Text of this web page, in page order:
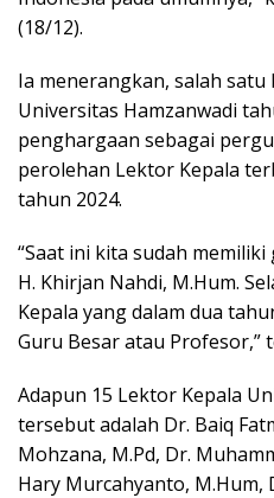
(18/12).
Ia menerangkan, salah
Universitas Hamzanwadi
penghargaan sebagai
perolehan Lektor Kepala
tahun 2024.
“Saat ini kita sudah
H. Khirjan Nahdi, M.Hum.
Kepala yang dalam dua
Guru Besar atau Profesor,”
Adapun 15 Lektor Kepala
tersebut adalah Dr. Baiq
Mohzana, M.Pd, ⁠⁠Dr.
Hary Murcahyanto, M.Hum,